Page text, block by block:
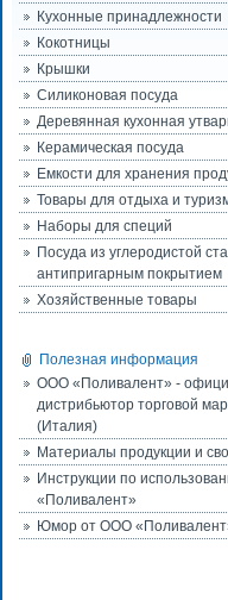
Кухонные принадлежности
Кокотницы
Крышки
Силиконовая посуда
Деревянная кухонная
Керамическая посуда
Емкости для хранения
Товары для отдыха и
Наборы для специй
Посуда из углеродистой
антипригарным покрытием
Хозяйственные товары
Полезная информация
ООО «Поливалент» -
дистрибьютор торговой
(Италия)
Материалы продукции и
Инструкции по
«Поливалент»
Юмор от ООО